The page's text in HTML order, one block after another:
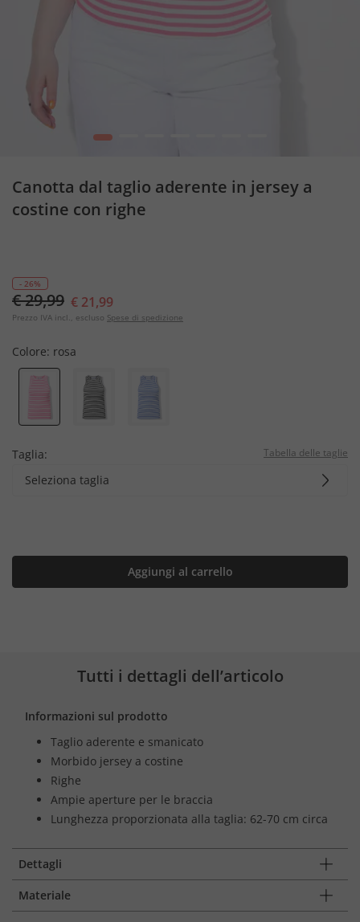
1
Canotta dal taglio aderente in jersey a
costine con righe
- 26%
€ 29,99 € 21,99
Prezzo IVA incl., escluso Spese di spedizione
Colore: rosa
Taglia: Tabella delle taglie
Seleziona taglia
Aggiungi al carrello
Tutti i dettagli dell’articolo
Informazioni sul prodotto
Taglio aderente e smanicato
Morbido jersey a costine
Righe
Ampie aperture per le braccia
Lunghezza proporzionata alla taglia: 62-70 cm circa
Dettagli
Materiale